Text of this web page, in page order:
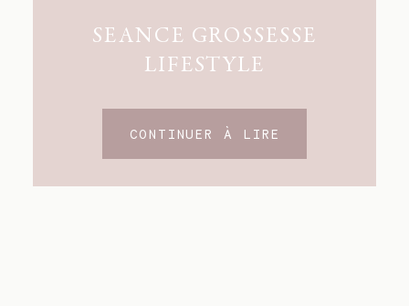
SEANCE GROSSESSE
LIFESTYLE
CONTINUER À LIRE